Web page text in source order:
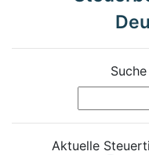
Aktuelle